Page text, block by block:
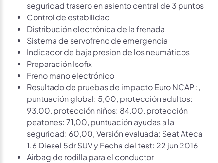
seguridad trasero en asiento central de 3 puntos
Control de estabilidad
Distribución electrónica de la frenada
Sistema de servofreno de emergencia
Indicador de baja presion de los neumáticos
Preparación Isofix
Freno mano electrónico
Resultado de pruebas de impacto Euro NCAP :,
puntuación global: 5,00, protección adultos:
93,00, protección niños: 84,00, protección
peatones: 71,00, puntuación ayudas a la
seguridad: 60,00, Versión evaluada: Seat Ateca
1.6 Diesel 5dr SUV y Fecha del test: 22 jun 2016
Airbag de rodilla para el conductor